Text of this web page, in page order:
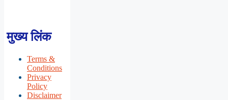
मुख्य लिंक
Terms &
Conditions
Privacy
Policy
Disclaimer